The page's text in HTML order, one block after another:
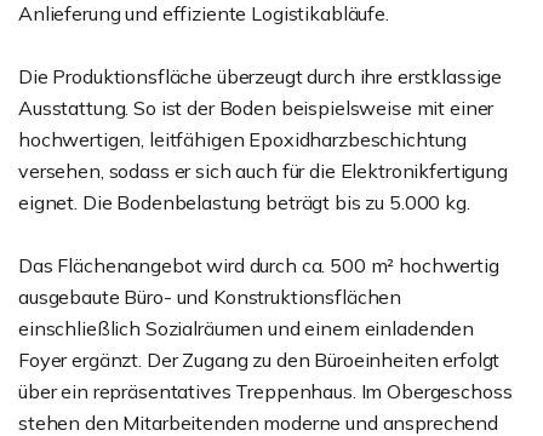
Anlieferung und effiziente Logistikabläufe.
Die Produktionsfläche überzeugt durch ihre erstklassige
Ausstattung. So ist der Boden beispielsweise mit einer
hochwertigen, leitfähigen Epoxidharzbeschichtung
versehen, sodass er sich auch für die Elektronikfertigung
eignet. Die Bodenbelastung beträgt bis zu 5.000 kg.
Das Flächenangebot wird durch ca. 500 m² hochwertig
ausgebaute Büro- und Konstruktionsflächen
einschließlich Sozialräumen und einem einladenden
Foyer ergänzt. Der Zugang zu den Büroeinheiten erfolgt
über ein repräsentatives Treppenhaus. Im Obergeschoss
stehen den Mitarbeitenden moderne und ansprechend